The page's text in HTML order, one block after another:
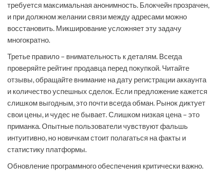
требуется максимальная анонимность. Блокчейн прозрачен,
и при должном желании связи между адресами можно
восстановить. Микширование усложняет эту задачу
многократно.
Третье правило – внимательность к деталям. Всегда
проверяйте рейтинг продавца перед покупкой. Читайте
отзывы, обращайте внимание на дату регистрации аккаунта
и количество успешных сделок. Если предложение кажется
слишком выгодным, это почти всегда обман. Рынок диктует
свои цены, и чудес не бывает. Слишком низкая цена – это
приманка. Опытные пользователи чувствуют фальшь
интуитивно, но новичкам стоит полагаться на факты и
статистику платформы.
Обновление программного обеспечения критически важно.